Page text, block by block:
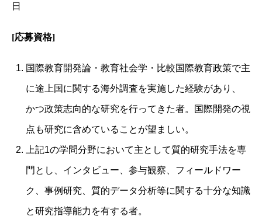
日
[応募資格]
国際教育開発論・教育社会学・比較国際教育政策で主
に途上国に関する海外調査を実施した経験があり、
かつ政策志向的な研究を行ってきた者。国際開発の視
点も研究に含めていることが望ましい。
上記1の学問分野において主として質的研究手法を専
門とし、インタビュー、参与観察、フィールドワー
ク、事例研究、質的データ分析等に関する十分な知識
と研究指導能力を有する者。